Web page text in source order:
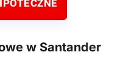
w Santander